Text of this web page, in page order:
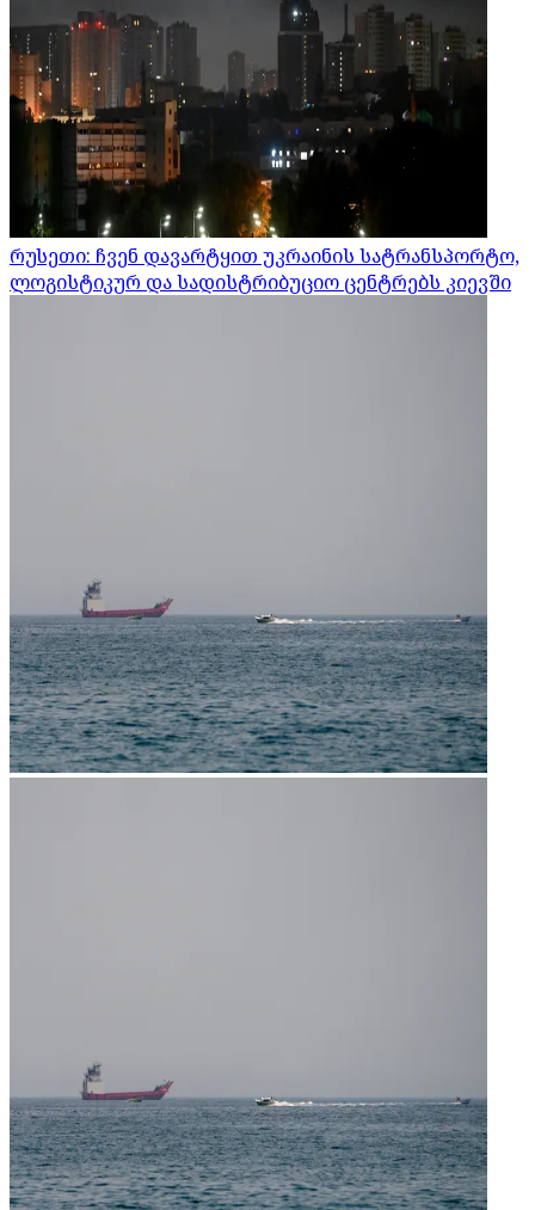
რუსეთი: ჩვენ დავარტყით უკრაინის სატრანსპორტო,
ლოგისტიკურ და სადისტრიბუციო ცენტრებს კიევში